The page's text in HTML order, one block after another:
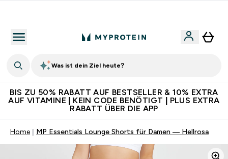
Was ist dein Ziel heute?
BIS ZU 50% RABATT AUF BESTSELLER & 10% EXTRA
AUF VITAMINE | KEIN CODE BENÖTIGT | PLUS EXTRA
RABATT ÜBER DIE APP
Home MP Essentials Lounge Shorts für Damen — Hellrosa